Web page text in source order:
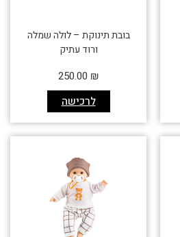
בובת תינוקת – לולה שמלה
ורוד עתיק
לרכישה
250.00 ₪